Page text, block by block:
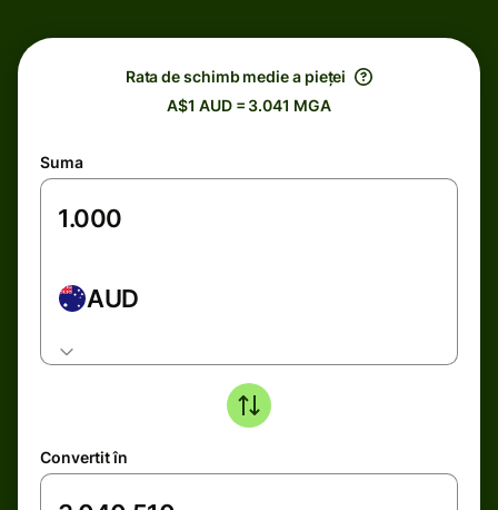
Rata de schimb medie a pieței
A$1 AUD = 3.041 MGA
Suma
AUD
Convertit în